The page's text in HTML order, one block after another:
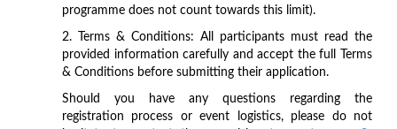
programme does not count towards this limit).
2. Terms & Conditions: All participants must read the
provided information carefully and accept the full Terms
& Conditions before submitting their application.
Should you have any questions regarding the
registration process or event logistics, please do not